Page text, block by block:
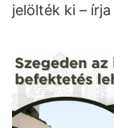
jelölték ki – írja